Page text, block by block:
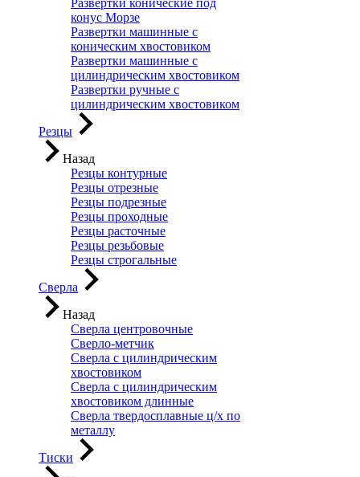
Развертки конические под
конус Морзе
Развертки машинные с
коническим хвостовиком
Развертки машинные с
цилиндрическим хвостовиком
Развертки ручные с
цилиндрическим хвостовиком
Резцы
Назад
Резцы контурные
Резцы отрезные
Резцы подрезные
Резцы проходные
Резцы расточные
Резцы резьбовые
Резцы строгальные
Сверла
Назад
Сверла центровочные
Сверло-метчик
Сверла с цилиндрическим
хвостовиком
Сверла с цилиндрическим
хвостовиком длинные
Сверла твердосплавные ц/х по
металлу
Тиски